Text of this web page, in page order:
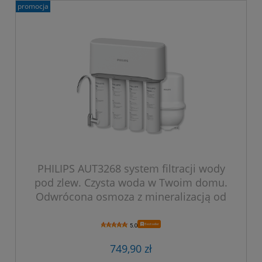
PHILIPS AUT3268 system filtracji wody
pod zlew. Czysta woda w Twoim domu.
Odwrócona osmoza z mineralizacją od
5.0 Bestseller
749,90 zł
promocja